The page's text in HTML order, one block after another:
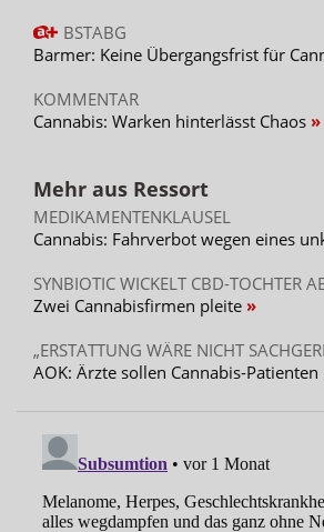
BSTABG
Barmer: Keine Übergangsfrist für
KOMMENTAR
Cannabis: Warken hinterlässt Chaos
Mehr aus Ressort
MEDIKAMENTENKLAUSEL
Cannabis: Fahrverbot wegen eines
SYNBIOTIC WICKELT CBD-TOCHTER
Zwei Cannabisfirmen pleite
„ERSTATTUNG WÄRE NICHT
AOK: Ärzte sollen Cannabis-